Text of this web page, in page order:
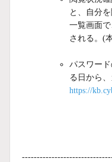
と、自分
一覧画面
される。(
パスワー
る日から
https://